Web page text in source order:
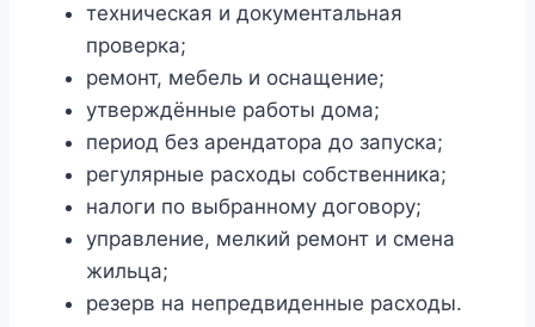
техническая и документальная
проверка;
ремонт, мебель и оснащение;
утверждённые работы дома;
период без арендатора до запуска;
регулярные расходы собственника;
налоги по выбранному договору;
управление, мелкий ремонт и смена
жильца;
резерв на непредвиденные расходы.